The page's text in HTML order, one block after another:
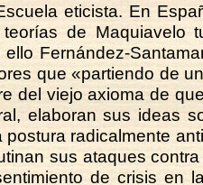
eticista. En
de Maquiavelo
ello Fernández-
que «partiendo de
del viejo axioma de
elaboran sus ideas
postura radicalmente
sus ataques
de crisis en